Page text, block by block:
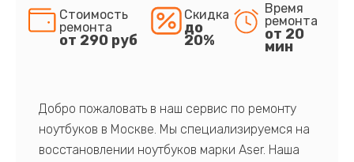
Стоимость
ремонта
от 290 руб
Скидка
до
20%
Время
ремонта
от 20
мин
Добро пожаловать в наш сервис по ремонту
ноутбуков в Москве. Мы специализируемся на
восстановлении ноутбуков марки Aser. Наша